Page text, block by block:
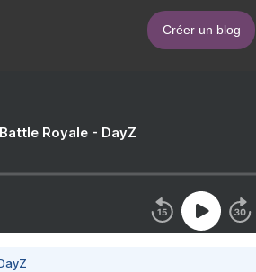
Créer un blog
Royale - DayZ